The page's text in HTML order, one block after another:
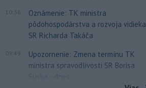
10:36
Oznámenie: TK ministra
pôdohospodárstva a rozvoja vidieka
SR Richarda Takáča
09:49
Upozornenie: Zmena termínu TK
ministra spravodlivosti SR Borisa
Suska - dnes